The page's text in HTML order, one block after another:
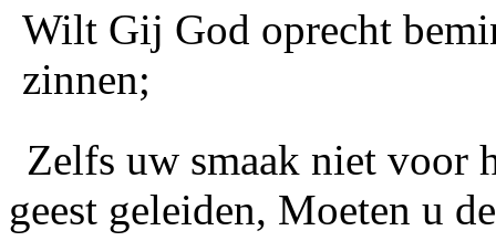
Wilt Gij God oprecht
zinnen;
Zelfs uw smaak niet voor
geest geleiden, Moeten u